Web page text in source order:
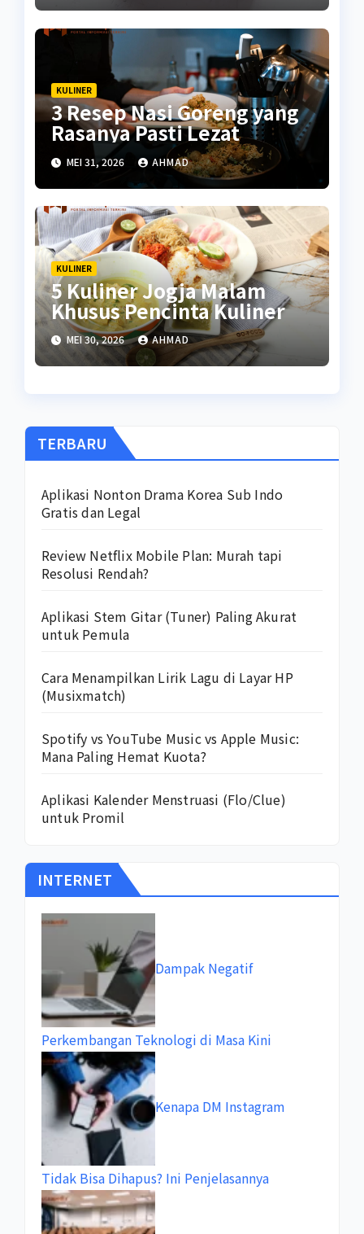
KULINER
3 Resep Nasi Goreng yang
Rasanya Pasti Lezat
MEI 31, 2026 AHMAD
KULINER
5 Kuliner Jogja Malam
Khusus Pencinta Kuliner
MEI 30, 2026 AHMAD
TERBARU
Aplikasi Nonton Drama Korea Sub Indo
Gratis dan Legal
Review Netflix Mobile Plan: Murah tapi
Resolusi Rendah?
Aplikasi Stem Gitar (Tuner) Paling Akurat
untuk Pemula
Cara Menampilkan Lirik Lagu di Layar HP
(Musixmatch)
Spotify vs YouTube Music vs Apple Music:
Mana Paling Hemat Kuota?
Aplikasi Kalender Menstruasi (Flo/Clue)
untuk Promil
INTERNET
Dampak Negatif
Perkembangan Teknologi di Masa Kini
Kenapa DM Instagram
Tidak Bisa Dihapus? Ini Penjelasannya